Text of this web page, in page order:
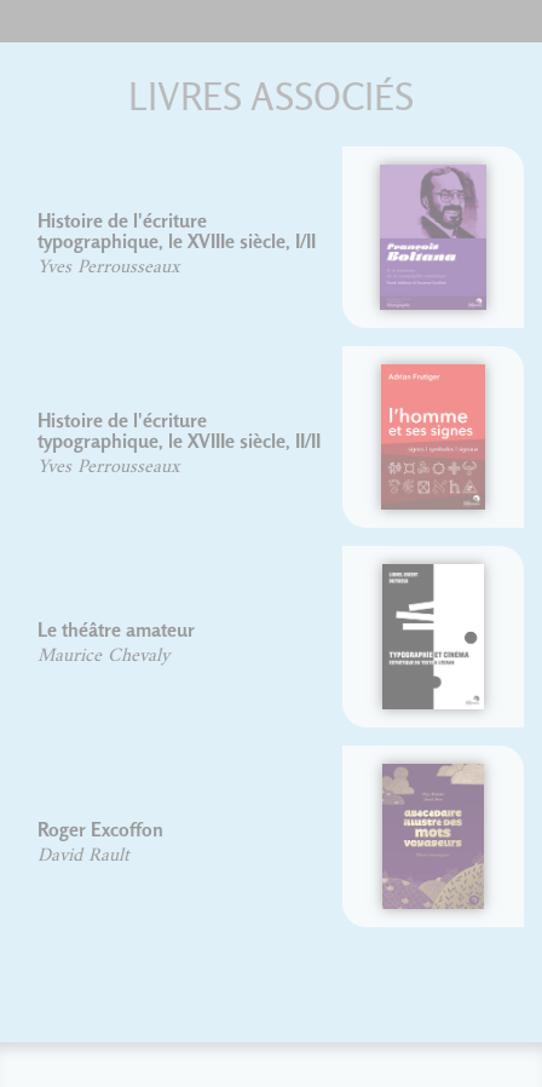
LIVRES ASSOCIÉS
Frank Adebiaye
L'homme et ses signes
Adrian Frutiger
Typographie et cinéma
Lionel Orient Dutrieux
Abécédaire illustré des mots